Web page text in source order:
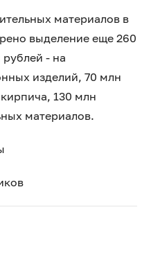
материалов в
выделение еще 260
- на
изделий, 70 млн
130 млн
материалов.